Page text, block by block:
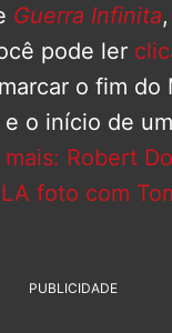
Guerra Infinita
pode ler
o fim do
o início de
mais: Robert
foto com
PUBLICIDADE